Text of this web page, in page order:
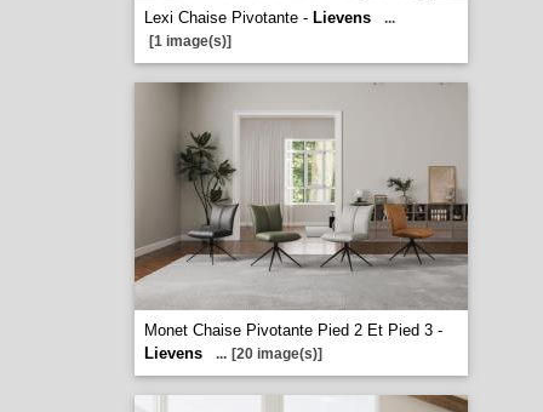
Lexi Chaise Pivotante - Lievens
...
[1 image(s)]
Monet Chaise Pivotante Pied 2 Et Pied 3 -
Lievens
... [20 image(s)]